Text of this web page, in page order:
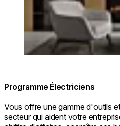
Programme Électriciens
Vous offre une gamme d'outils
secteur qui aident votre